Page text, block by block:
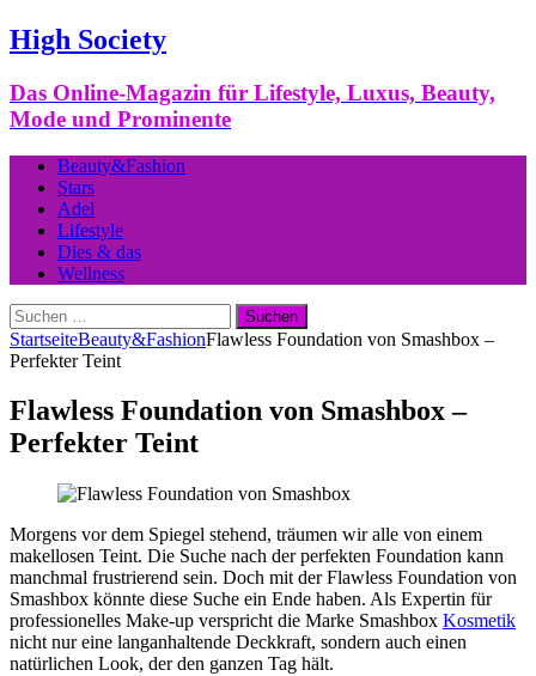
High Society
Das Online-Magazin für Lifestyle, Luxus, Beauty,
Mode und Prominente
Beauty&Fashion
Stars
Adel
Lifestyle
Dies & das
Wellness
Suchen
nach:
StartseiteBeauty&FashionFlawless Foundation von Smashbox –
Perfekter Teint
Flawless Foundation von Smashbox –
Perfekter Teint
Morgens vor dem Spiegel stehend, träumen wir alle von einem
makellosen Teint. Die Suche nach der perfekten Foundation kann
manchmal frustrierend sein. Doch mit der Flawless Foundation von
Smashbox könnte diese Suche ein Ende haben. Als Expertin für
professionelles Make-up verspricht die Marke Smashbox Kosmetik
nicht nur eine langanhaltende Deckkraft, sondern auch einen
natürlichen Look, der den ganzen Tag hält.